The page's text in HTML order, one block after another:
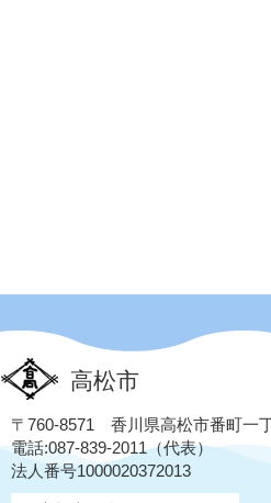
高松市
〒760-8571 香川県高松市番町一
電話:087-839-2011（代表）
法人番号1000020372013